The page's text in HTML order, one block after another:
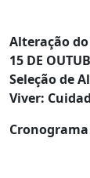
Alteração do
15 DE
Seleção de
Viver: